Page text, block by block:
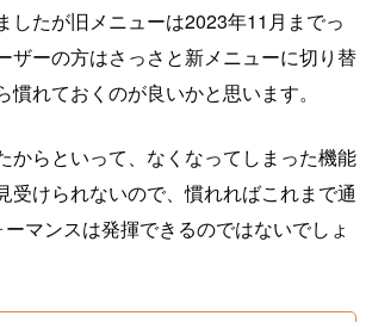
したが旧メニューは2023年11月までっ
ザーの方はさっさと新メニューに切り替
慣れておくのが良いかと思います。
からといって、なくなってしまった機能
受けられないので、慣れればこれまで通
マンスは発揮できるのではないでしょ